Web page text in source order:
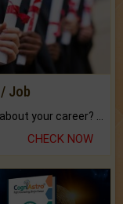
Job
CHECK NOW